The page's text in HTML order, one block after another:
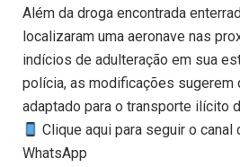
Além da droga encontrada
localizaram uma aeronave nas
indícios de adulteração em sua
polícia, as modificações sugerem
adaptado para o transporte ilícito
Clique aqui para seguir o canal
WhatsApp